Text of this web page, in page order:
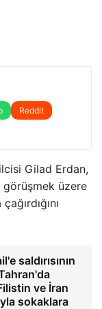
Reddit
Gilad Erdan,
görüşmek üzere
saldırısının
ve İran
sokaklara